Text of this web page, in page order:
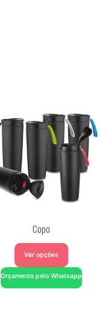
Copo
Ver opções
Orçamento pelo Whatsapp